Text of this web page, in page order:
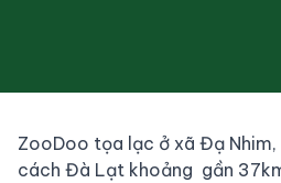
ZooDoo tọa lạc ở xã Đạ
cách Đà Lạt khoảng gần